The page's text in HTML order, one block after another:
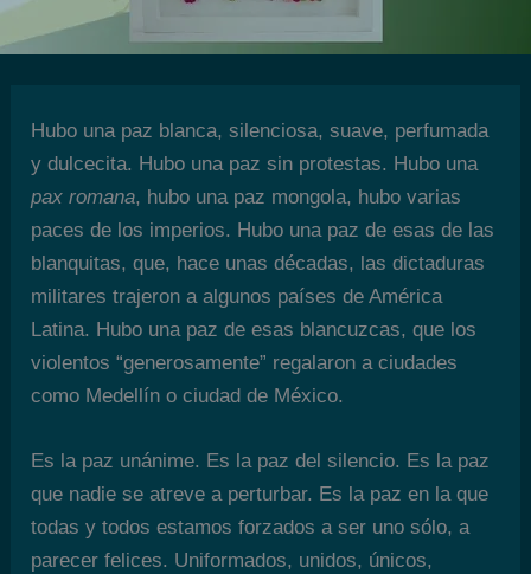
Hubo una paz blanca, silenciosa, suave, perfumada
y dulcecita. Hubo una paz sin protestas. Hubo una
pax romana, hubo una paz mongola, hubo varias
paces de los imperios. Hubo una paz de esas de las
blanquitas, que, hace unas décadas, las dictaduras
militares trajeron a algunos países de América
Latina. Hubo una paz de esas blancuzcas, que los
violentos “generosamente” regalaron a ciudades
como Medellín o ciudad de México.
Es la paz unánime. Es la paz del silencio. Es la paz
que nadie se atreve a perturbar. Es la paz en la que
todas y todos estamos forzados a ser uno sólo, a
parecer felices. Uniformados, unidos, únicos,